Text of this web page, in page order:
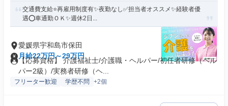
交通費支給⭐️再雇用制度有✨夜勤なし✅️担当者オススメ✨経験者優
遇⭕️車通勤ＯＫ✨週休2日...
愛媛県宇和島市保田
月給22万円～29万円
【応募資格】 介護福祉士/介護職・ヘルパー/初任者研修（ヘル
パー2級）/実務者研修（ヘ...
フリーター歓迎 学歴不問 +2個